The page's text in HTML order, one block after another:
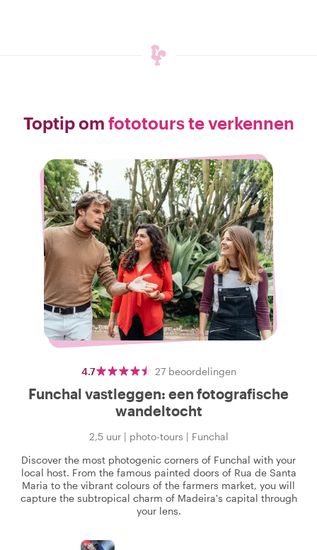
Toptip om fototours te verkennen
4.7 27 beoordelingen
Funchal vastleggen: een fotografische
wandeltocht
2,5 uur| photo-tours | Funchal
Discover the most photogenic corners of Funchal with your
local host. From the famous painted doors of Rua de Santa
Maria to the vibrant colours of the farmers market, you will
capture the subtropical charm of Madeira's capital through
your lens.